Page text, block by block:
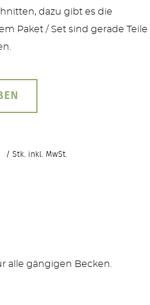
dazu gibt es die
Paket / Set sind gerade Teile
/ Stk. inkl. MwSt.
alle gängigen Becken.